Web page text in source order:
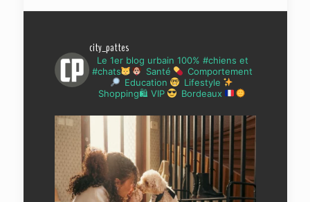
city_pattes
Le 1er blog urbain 100% #chiens et
#chats
Santé
Comportement
Education
Lifestyle
Shopping🛍 VIP
Bordeaux